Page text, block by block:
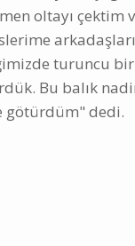
oltayı çektim
turuncu
Bu balık
götürdüm" dedi.